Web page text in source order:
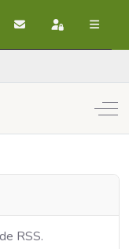
Suscribirse a las
Registrarse
RSS.